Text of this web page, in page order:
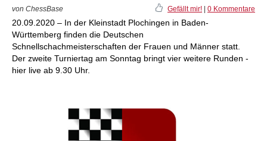
von ChessBase Gefällt mir! 0 Kommentare
20.09.2020 – In der Kleinstadt Plochingen in Baden-
Württemberg finden die Deutschen
Schnellschachmeisterschaften der Frauen und Männer statt.
Der zweite Turniertag am Sonntag bringt vier weitere Runden -
hier live ab 9.30 Uhr.